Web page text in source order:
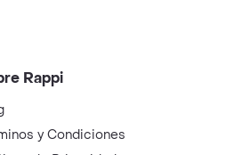
Rappi
y Condiciones